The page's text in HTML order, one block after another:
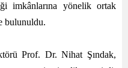
imkânlarına yönelik ortak
bulunuldu.
Prof. Dr. Nihat Şındak,